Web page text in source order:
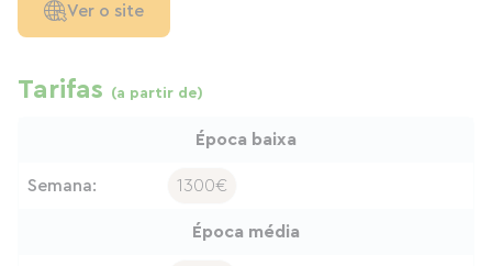
Ver o site
Tarifas (a partir de)
Época baixa
Semana: 1300€
Época média